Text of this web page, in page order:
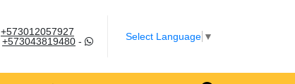
+573012057927
+573043819480- Select Language ▼